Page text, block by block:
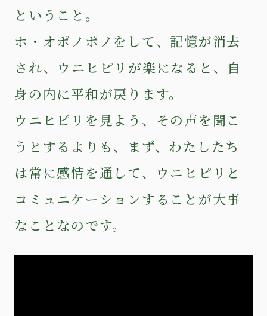
ということ。
ホ・オポノポノをして、記憶が消去
され、ウニヒピリが楽になると、自
身の内に平和が戻ります。
ウニヒピリを見よう、その声を聞こ
うとするよりも、まず、わたしたち
は常に感情を通して、ウニヒピリと
コミュニケーションすることが大事
なことなのです。